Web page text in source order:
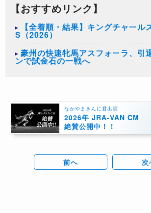
【おすすめリンク】
【全着順・結果】キングチャール
S（2026）
豪州の快速牝馬アスフォーラ、引
ンで試金石の一戦へ
なかやまきんに君出演
2026年 JRA-VAN CM
絶賛公開中！！
前へ 次